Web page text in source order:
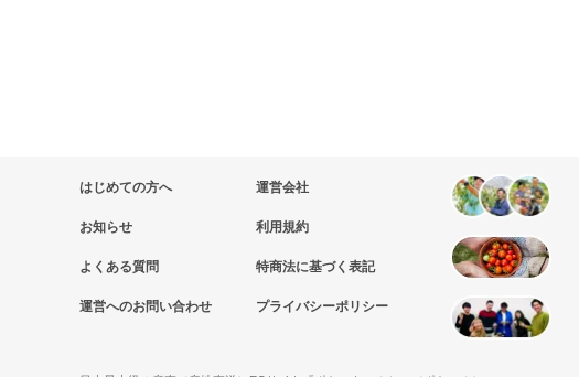
はじめての方へ
お知らせ
よくある質問
運営へのお問い合わせ
運営会社
利用規約
特商法に基づく表記
プライバシーポリシー